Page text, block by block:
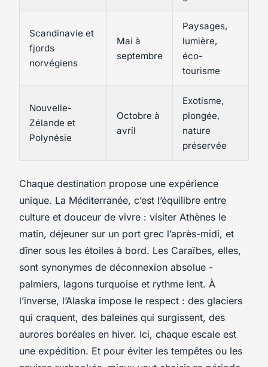
Scandinavie et
fjords
norvégiens
Mai à
septembre
Paysages,
lumière,
éco-
tourisme
Nouvelle-
Zélande et
Polynésie
Octobre à
avril
Exotisme,
plongée,
nature
préservée
Chaque destination propose une expérience
unique. La Méditerranée, c’est l’équilibre entre
culture et douceur de vivre : visiter Athènes le
matin, déjeuner sur un port grec l’après-midi, et
dîner sous les étoiles à bord. Les Caraïbes, elles,
sont synonymes de déconnexion absolue -
palmiers, lagons turquoise et rythme lent. À
l’inverse, l’Alaska impose le respect : des glaciers
qui craquent, des baleines qui surgissent, des
aurores boréales en hiver. Ici, chaque escale est
une expédition. Et pour éviter les tempêtes ou les